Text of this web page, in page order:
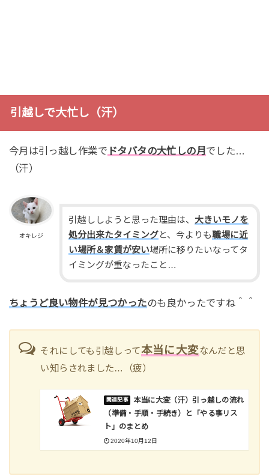
引越しで大忙し（汗）
今月は引っ越し作業で ドタバタの大忙しの月 でした…
（汗）
オキレジ
引越ししようと思った理由は、 大きいモノを
処分出来たタイミングと、今よりも職場に近
い場所＆家賃が安い場所に移りたいなってタ
イミングが重なったこと…
ちょうど良い物件が見つかったのも良かったですね＾＾
それにしても引越しって本当に大変なんだと思
い知らされました…（疲）
本当に大変（汗）引っ越しの流れ
（準備・手順・手続き）と「やる事リス
ト」のまとめ
2020年10月12日